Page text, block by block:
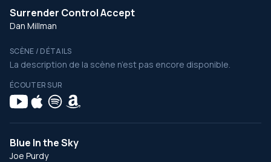
Surrender Control Accept
Dan Millman
SCÈNE / DÉTAILS
La description de la scène n’est pas encore disponible.
ÉCOUTER SUR
Blue In the Sky
Joe Purdy